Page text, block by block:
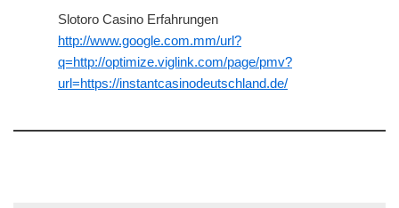
Slotoro Casino Erfahrungen
http://www.google.com.mm/url?
q=http://optimize.viglink.com/page/pmv?
url=https://instantcasinodeutschland.de/